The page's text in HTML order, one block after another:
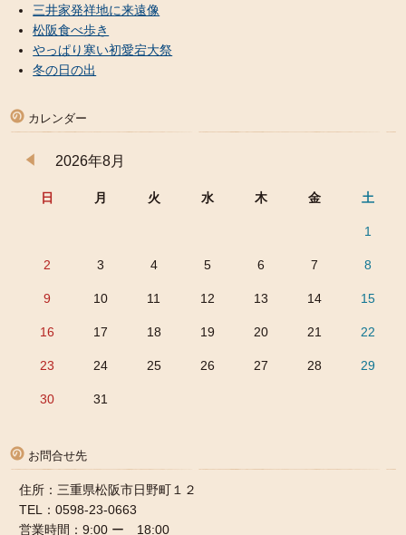
三井家発祥地に来遠像
松阪食べ歩き
やっぱり寒い初愛宕大祭
冬の日の出
カレンダー
2026年8月
日 月 火 水 木 金 土
1
2 3 4 5 6 7 8
9 10 11 12 13 14 15
16 17 18 19 20 21 22
23 24 25 26 27 28 29
30 31
お問合せ先
住所：三重県松阪市日野町１２
TEL：0598-23-0663
営業時間：9:00 ー 18:00